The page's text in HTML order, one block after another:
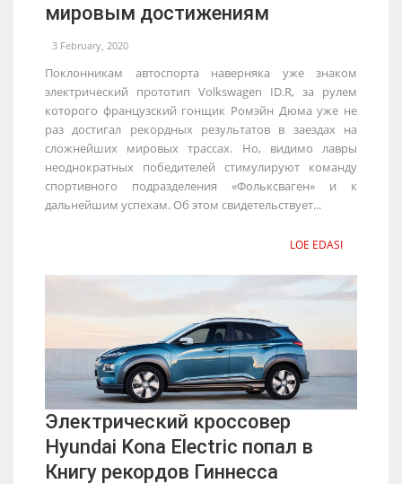
мировым достижениям
3 February, 2020
Поклонникам автоспорта наверняка уже знаком
электрический прототип Volkswagen ID.R, за рулем
которого французский гонщик Ромэйн Дюма уже не
раз достигал рекордных результатов в заездах на
сложнейших мировых трассах. Но, видимо лавры
неоднократных победителей стимулируют команду
спортивного подразделения «Фольксваген» и к
дальнейшим успехам. Об этом свидетельствует...
LOE EDASI
Электрический кроссовер
Hyundai Kona Electric попал в
Книгу рекордов Гиннесса